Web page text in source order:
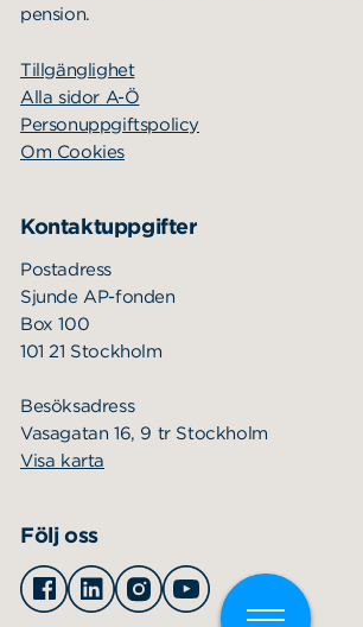
pension.
Tillgänglighet
Alla sidor A-Ö
Personuppgiftspolicy
Om Cookies
Kontaktuppgifter
Postadress
Sjunde AP-fonden
Box 100
101 21 Stockholm
Besöksadress
Vasagatan 16, 9 tr Stockholm
Visa karta
Följ oss
Facebook
LinkedinInstagramYoutube